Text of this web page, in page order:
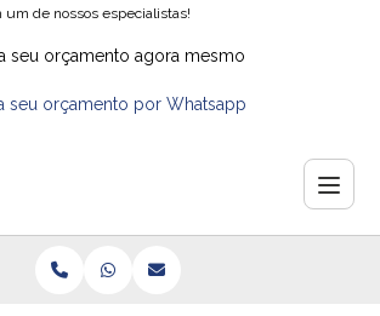
um de nossos especialistas!
seu orçamento agora mesmo
seu orçamento por Whatsapp